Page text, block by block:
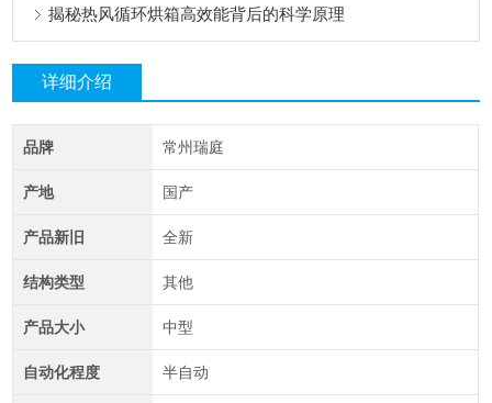
揭秘热风循环烘箱高效能背后的科学原理
详细介绍
品牌 常州瑞庭
产地 国产
产品新旧 全新
结构类型 其他
产品大小 中型
自动化程度 半自动